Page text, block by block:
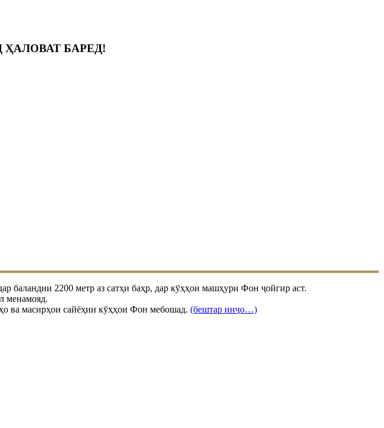
ҲАЛОВАТ БАРЕД!
2200 метр аз сатҳи баҳр, дар кӯҳҳои машҳури Фон ҷойгир аст.
менамояд.
ва масирҳои сайёҳии кӯҳҳои Фон мебошад. (бештар инҷо…)